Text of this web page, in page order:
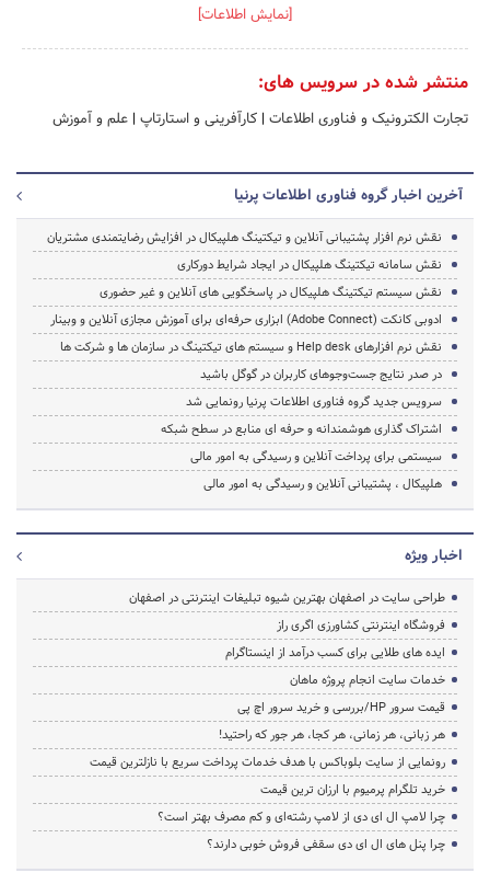
[نمایش اطلاعات]
منتشر شده در سرویس های:
تجارت الکترونیک و فناوری اطلاعات | کارآفرینی و استارتاپ | علم و آموزش
آخرین اخبار گروه فناوری اطلاعات پرنیا
نقش نرم افزار پشتیبانی آنلاین و تیکتینگ هلپیکال در افزایش رضایتمندی مشتریان
نقش سامانه تیکتینگ هلپیکال در ایجاد شرایط دورکاری
نقش سیستم تیکتینگ هلپیکال در پاسخگویی های آنلاین و غیر حضوری
ادوبی کانکت (Adobe Connect) ابزاری حرفه‌ای برای آموزش مجازی آنلاین و وبینار
نقش نرم افزارهای Help desk و سیستم های تیکتینگ در سازمان ها و شرکت ها
در صدر نتایج جست‌وجوهای کاربران در گوگل باشید
سرویس جدید گروه فناوری اطلاعات پرنیا رونمایی شد
اشتراک گذاری هوشمندانه و حرفه ای منابع در سطح شبکه
سیستمی برای پرداخت آنلاین و رسیدگی به امور مالی
هلپیکال ، پشتیبانی آنلاین و رسیدگی به امور مالی
اخبار ویژه
طراحی سایت در اصفهان بهترین شیوه تبلیغات اینترنتی در اصفهان
فروشگاه اینترنتی کشاورزی اگری راز
ایده های طلایی برای کسب درآمد از اینستاگرام
خدمات سایت انجام پروژه ماهان
قیمت سرور HP/بررسی و خرید سرور اچ پی
هر زبانی، هر زمانی، هر کجا، هر جور که راحتید!
رونمایی از سایت بلوباکس با هدف خدمات پرداخت سریع با نازلترین قیمت
خرید تلگرام پرمیوم با ارزان ترین قیمت
چرا لامپ ال ای دی از لامپ رشته‌ای و کم مصرف بهتر است؟
چرا پنل های ال ای دی سقفی فروش خوبی دارند؟